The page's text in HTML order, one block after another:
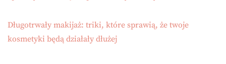
Długotrwały makijaż: triki, które sprawią, że twoje
kosmetyki będą działały dłużej